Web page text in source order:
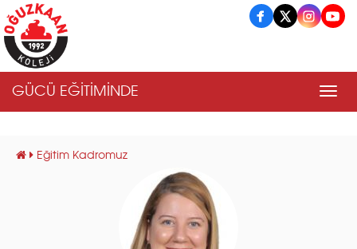
GÜCÜ EĞİTİMİNDE
Eğitim Kadromuz